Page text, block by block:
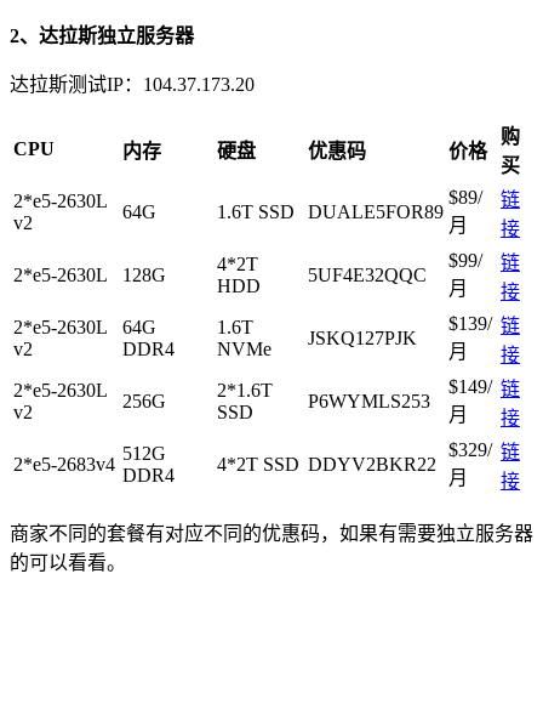
2、达拉斯独立服务器
达拉斯测试IP：104.37.173.20
CPU 内存 硬盘 优惠码 价格
购
买
2*e5-2630L
v2
64G 1.6T SSD DUALE5FOR89
$89/
月
链
接
2*e5-2630L 128G
4*2T
HDD
5UF4E32QQC
$99/
月
链
接
2*e5-2630L
v2
64G
DDR4
1.6T
NVMe
JSKQ127PJK
$139/
月
链
接
2*e5-2630L
v2
256G
2*1.6T
SSD
P6WYMLS253
$149/
月
链
接
2*e5-2683v4
512G
DDR4
4*2T SSD DDYV2BKR22
$329/
月
链
接
商家不同的套餐有对应不同的优惠码，如果有需要独立服务器
的可以看看。